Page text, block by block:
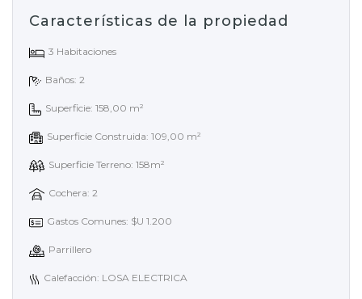
Características de la propiedad
3 Habitaciones
Baños: 2
Superficie: 158,00 m²
Superficie Construida: 109,00 m²
Superficie Terreno: 158m²
Cochera: 2
Gastos Comunes: $U 1.200
Parrillero
Calefacción: LOSA ELECTRICA